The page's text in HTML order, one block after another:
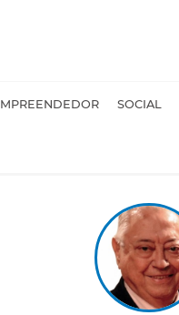
SOCIAL